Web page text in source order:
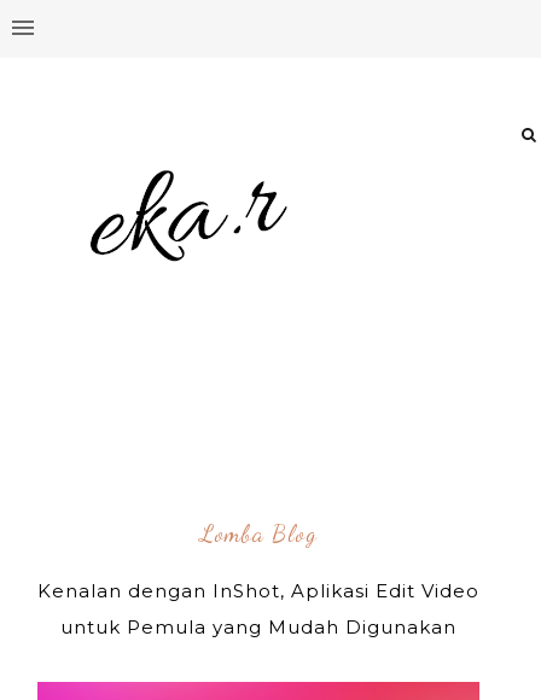
Lomba Blog
Kenalan dengan InShot, Aplikasi Edit Video
untuk Pemula yang Mudah Digunakan